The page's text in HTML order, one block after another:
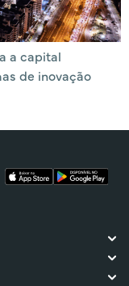
a capital
de inovação